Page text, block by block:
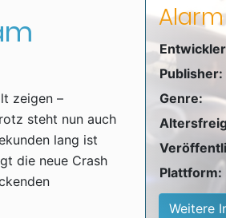
zeigen –
steht nun auch
lang ist
die neue Crash
Publisher:
Genre:
Plattform:
Weitere